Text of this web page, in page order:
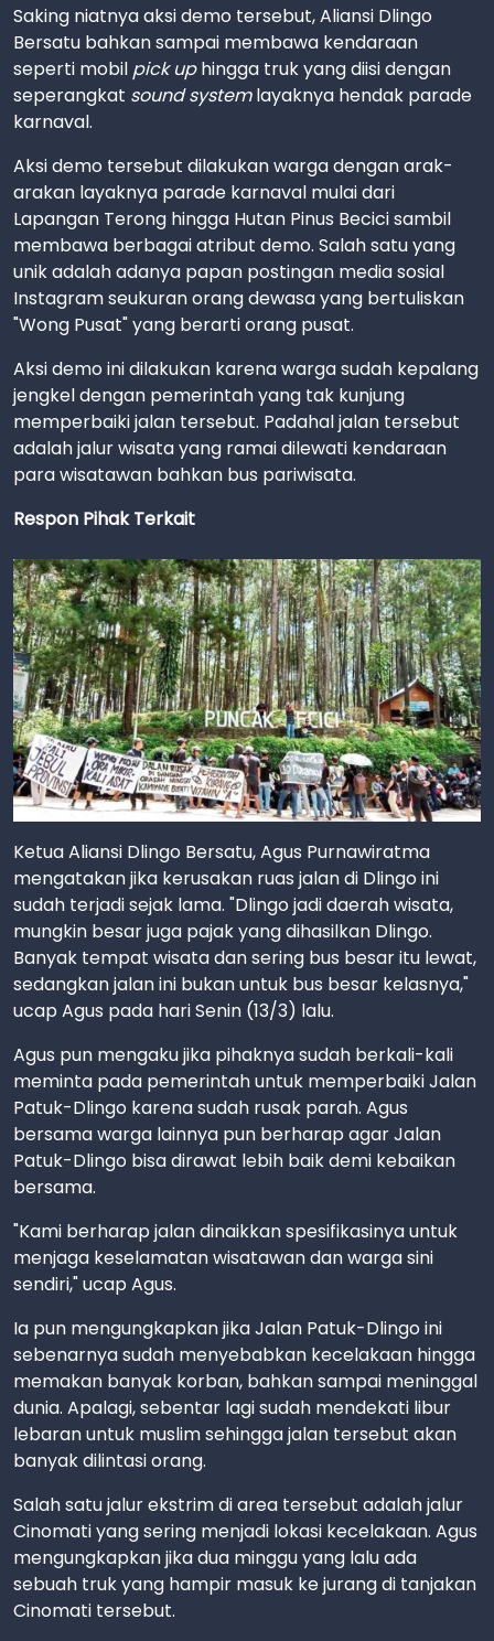
Saking niatnya aksi demo tersebut, Aliansi Dlingo
Bersatu bahkan sampai membawa kendaraan
seperti mobil pick uphingga truk yang diisi dengan
seperangkat sound systemlayaknya hendak parade
karnaval.
Aksi demo tersebut dilakukan warga dengan arak-
arakan layaknya parade karnaval mulai dari
Lapangan Terong hingga Hutan Pinus Becici sambil
membawa berbagai atribut demo. Salah satu yang
unik adalah adanya papan postingan media sosial
Instagram seukuran orang dewasa yang bertuliskan
"Wong Pusat" yang berarti orang pusat.
Aksi demo ini dilakukan karena warga sudah kepalang
jengkel dengan pemerintah yang tak kunjung
memperbaiki jalan tersebut. Padahal jalan tersebut
adalah jalur wisata yang ramai dilewati kendaraan
para wisatawan bahkan bus pariwisata.
Respon Pihak Terkait
Ketua Aliansi Dlingo Bersatu, Agus Purnawiratma
mengatakan jika kerusakan ruas jalan di Dlingo ini
sudah terjadi sejak lama. "Dlingo jadi daerah wisata,
mungkin besar juga pajak yang dihasilkan Dlingo.
Banyak tempat wisata dan sering bus besar itu lewat,
sedangkan jalan ini bukan untuk bus besar kelasnya,"
ucap Agus pada hari Senin (13/3) lalu.
Agus pun mengaku jika pihaknya sudah berkali-kali
meminta pada pemerintah untuk memperbaiki Jalan
Patuk-Dlingo karena sudah rusak parah. Agus
bersama warga lainnya pun berharap agar Jalan
Patuk-Dlingo bisa dirawat lebih baik demi kebaikan
bersama.
"Kami berharap jalan dinaikkan spesifikasinya untuk
menjaga keselamatan wisatawan dan warga sini
sendiri," ucap Agus.
Ia pun mengungkapkan jika Jalan Patuk-Dlingo ini
sebenarnya sudah menyebabkan kecelakaan hingga
memakan banyak korban, bahkan sampai meninggal
dunia. Apalagi, sebentar lagi sudah mendekati libur
lebaran untuk muslim sehingga jalan tersebut akan
banyak dilintasi orang.
Salah satu jalur ekstrim di area tersebut adalah jalur
Cinomati yang sering menjadi lokasi kecelakaan. Agus
mengungkapkan jika dua minggu yang lalu ada
sebuah truk yang hampir masuk ke jurang di tanjakan
Cinomati tersebut.